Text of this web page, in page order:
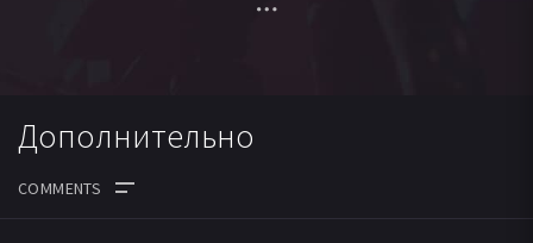
Дополнительно